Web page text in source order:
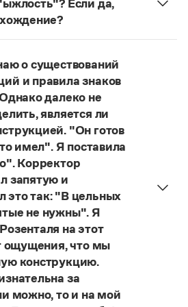
как государственного
и пунктуации
слова
языке
имён
орфографии и пунктуации
Если да,
не существовало. Это
о существований
и правила знаков
далеко не
является ли
"Он готов
имел". Я поставила
Корректор
запятую и
это так: "В цельных
не нужны". Я
на этот
ощущения, что мы
конструкцию.
за
можно, то и на мой